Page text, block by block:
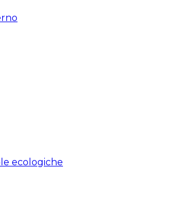
ecologiche